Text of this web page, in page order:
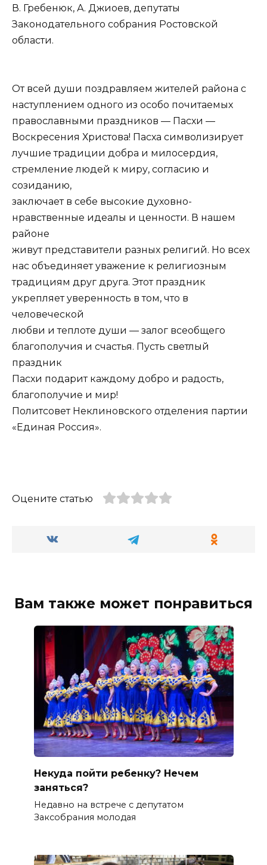
В. Гребенюк, А. Джиоев, депутаты
Законодательного собрания Ростовской
области.
От всей души поздравляем жителей района с
наступлением одного из особо почитаемых
православными праздников — Пасхи —
Воскресения Христова! Пасха символизирует
лучшие традиции добра и милосердия,
стремление людей к миру, согласию и
созиданию,
заключает в себе высокие духовно-
нравственные идеалы и ценности. В нашем
районе
живут представители разных религий. Но всех
нас объединяет уважение к религиозным
традициям друг друга. Этот праздник
укрепляет уверенность в том, что в
человеческой
любви и теплоте души — залог всеобщего
благополучия и счастья. Пусть светлый
праздник
Пасхи подарит каждому добро и радость,
благополучие и мир!
Политсовет Неклиновского отделения партии
«Единая Россия».
Оцените статью
Вам также может понравиться
Некуда пойти ребенку? Нечем
заняться?
Недавно на встрече с депутатом
Заксобрания молодая